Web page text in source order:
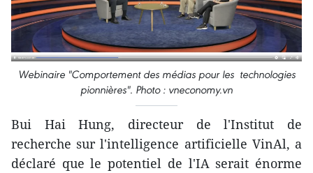
Webinaire "Comportement des médias pour les technologies
pionnières". Photo : vneconomy.vn
Bui Hai Hung, directeur de l'Institut de
recherche sur l'intelligence artificielle VinAl, a
déclaré que le potentiel de l'IA serait énorme